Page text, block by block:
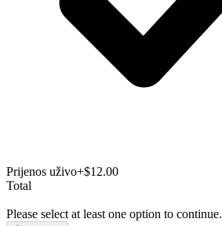
Prijenos uživo+$12.00
Total
Please select at least one option to continue.